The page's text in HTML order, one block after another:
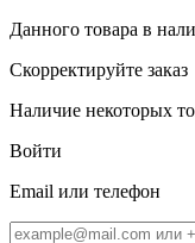
Данного товара в
Скорректируйте заказ
Наличие некоторых
Войти
Email или телефон